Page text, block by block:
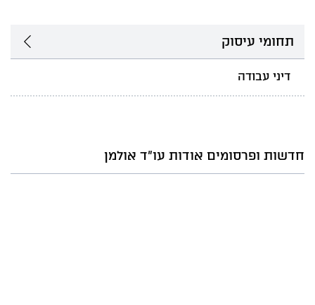
תחומי עיסוק
דיני עבודה
חדשות ופרסומים אודות עו"ד אולמן